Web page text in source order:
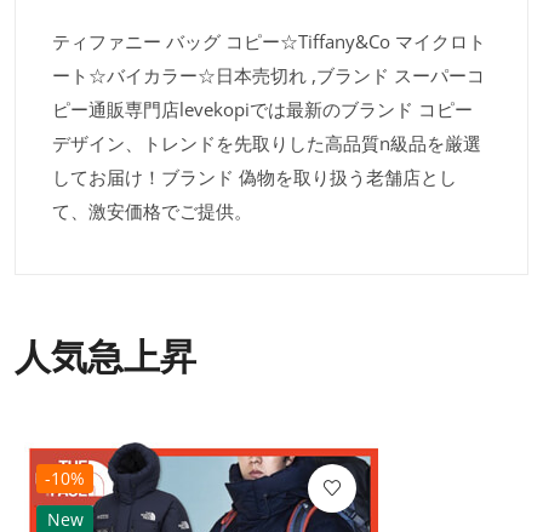
ティファニー バッグ コピー☆Tiffany&Co マイクロト
ート☆バイカラー☆日本売切れ ,ブランド スーパーコ
ピー通販専門店levekopiでは最新のブランド コピー
デザイン、トレンドを先取りした高品質n級品を厳選
してお届け！ブランド 偽物を取り扱う老舗店とし
て、激安価格でご提供。
人気急上昇
-10%
New